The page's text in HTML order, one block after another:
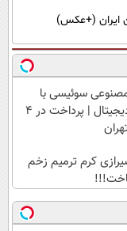
ایران (+عکس)
سوئیسی با
تکنولوژی دیجیتال | پرداخت در 4
کرم ترمیم زخم